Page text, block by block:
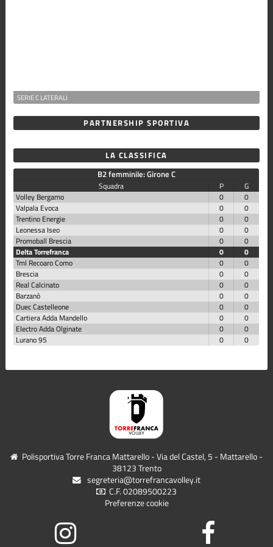
SERIE C LATERALI
PARTNERSHIP SPORTIVA
LA CLASSIFICA
B2 femminile: Girone C
Squadra P
G
Volley Bergamo
0
0
Valpala Evoca
0
0
Trentino Energie
0
0
Leonessa Iseo
0
0
Promoball Brescia
0
0
Delta Torrefranca
0
0
Tml Recoaro Como
0
0
Brescia
0
0
Real Calcinato
0
0
Barzanò
0
0
Duec Castelleone
0
0
Cartiera Adda Mandello
0
0
Electro Adda Olginate
0
0
Lurano 95
0 0
Polisportiva Torre Franca Mattarello - Via del Castel, 5 - Mattarello -
38123 Trento
segreteria@torrefrancavolley.it
C.F. 02089500223
Preferenze cookie